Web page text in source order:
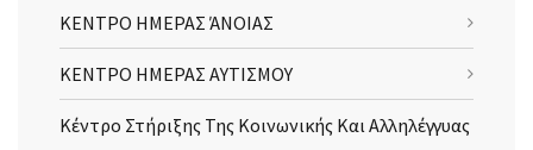
ΚΕΝΤΡΟ ΗΜΕΡΑΣ ΆΝΟΙΑΣ
ΚΕΝΤΡΟ ΗΜΕΡΑΣ ΑΥΤΙΣΜΟΥ
Κέντρο Στήριξης Της Κοινωνικής Και Αλληλέγγυας